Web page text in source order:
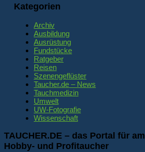
Kategorien
Archiv
Ausbildung
Ausrüstung
Fundstücke
Ratgeber
Reisen
Szenengeflüster
Taucher.de – News
Tauchmedizin
Umwelt
UW-Fotografie
Wissenschaft
TAUCHER.DE – das Portal für
Hobby- und Profitaucher